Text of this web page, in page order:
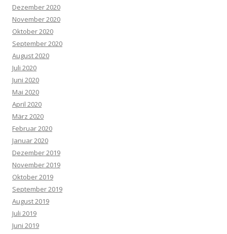
Dezember 2020
November 2020
Oktober 2020
September 2020
August 2020
Juli 2020
Juni 2020
Mai 2020
April 2020
März 2020
Februar 2020
Januar 2020
Dezember 2019
November 2019
Oktober 2019
September 2019
August 2019
Juli 2019
Juni 2019